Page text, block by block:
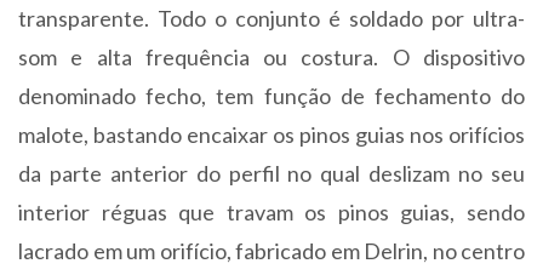
transparente. Todo o conjunto é soldado por ultra-
som e alta frequência ou costura. O dispositivo
denominado fecho, tem função de fechamento do
malote, bastando encaixar os pinos guias nos orifícios
da parte anterior do perfil no qual deslizam no seu
interior réguas que travam os pinos guias, sendo
lacrado em um orifício, fabricado em Delrin, no centro